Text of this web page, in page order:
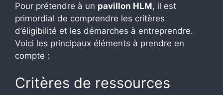
Pour prétendre à un pavillon HLM, il est
primordial de comprendre les critères
d’éligibilité et les démarches à entreprendre.
Voici les principaux éléments à prendre en
compte :
Critères de ressources